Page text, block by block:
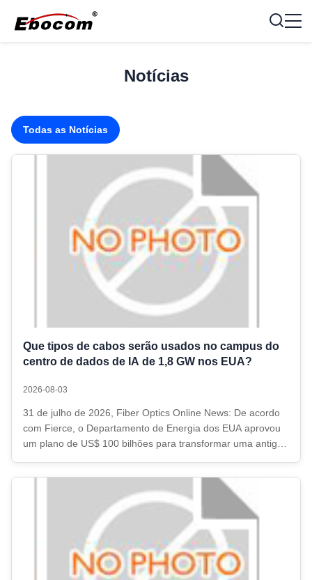
Notícias
Todas as Notícias
Que tipos de cabos serão usados no campus do
centro de dados de IA de 1,8 GW nos EUA?
2026-08-03
31 de julho de 2026, Fiber Optics Online News: De acordo
com Fierce, o Departamento de Energia dos EUA aprovou
um plano de US$ 100 bilhões para transformar uma antiga
em um grande novo campus de data center. Esta medida